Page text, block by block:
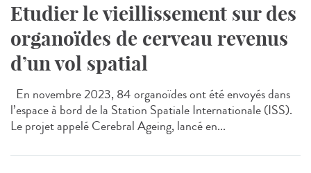
Etudier le vieillissement sur des
organoïdes de cerveau revenus
d’un vol spatial
En novembre 2023, 84 organoïdes ont été envoyés dans
l’espace à bord de la Station Spatiale Internationale (ISS).
Le projet appelé Cerebral Ageing, lancé en...